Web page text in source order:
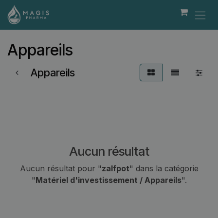
Se rendre au contenu
Appareils
Appareils
Aucun résultat
Aucun résultat pour "zalfpot" dans la catégorie
"Matériel d'investissement / Appareils".